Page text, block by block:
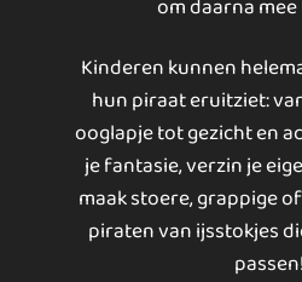
om daarna
Kinderen kunnen
hun piraat eruitziet:
ooglapje tot gezicht en
je fantasie, verzin je
maak stoere, grappige
piraten van ijsstokjes
passen!